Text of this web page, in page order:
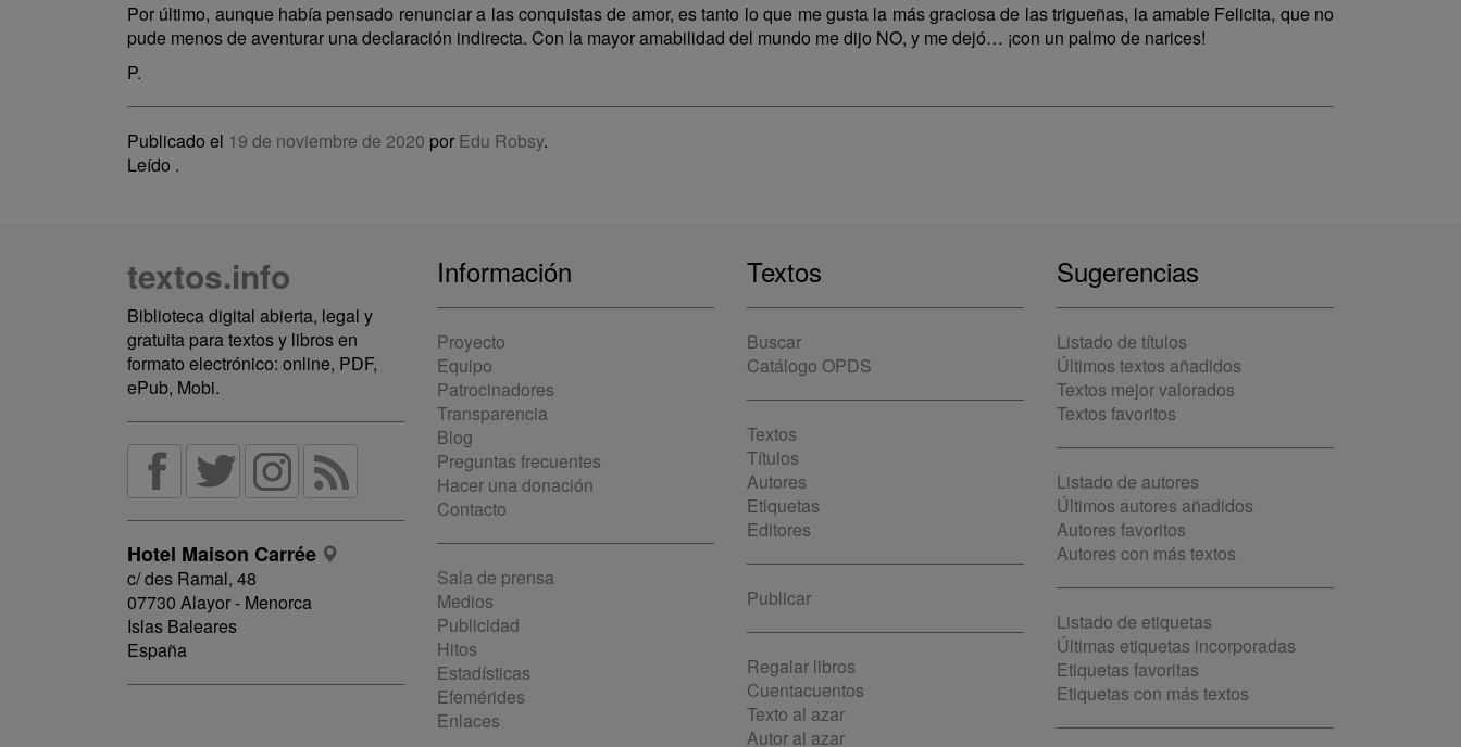
Por último, aunque había pensado renunciar a las conquistas de amor, es tanto lo que me gusta la más graciosa de las trigueñas, la amable Felicita, que no
pude menos de aventurar una declaración indirecta. Con la mayor amabilidad del mundo me dijo NO, y me dejó… ¡con un palmo de narices!
P.
Publicado el 19 de noviembre de 2020 por Edu Robsy.
Leído .
textos.info
Biblioteca digital abierta, legal y
gratuita para textos y libros en
formato electrónico: online, PDF,
ePub, Mobi.
Hotel Maison Carrée
c/ des Ramal, 48
07730 Alayor - Menorca
Islas Baleares
España
Información
Proyecto
Equipo
Patrocinadores
Transparencia
Blog
Preguntas frecuentes
Hacer una donación
Contacto
Sala de prensa
Medios
Publicidad
Hitos
Estadísticas
Efemérides
Enlaces
Textos
Buscar
Catálogo OPDS
Textos
Títulos
Autores
Etiquetas
Editores
Publicar
Regalar libros
Cuentacuentos
Texto al azar
Autor al azar
Sugerencias
Listado de títulos
Últimos textos añadidos
Textos mejor valorados
Textos favoritos
Listado de autores
Últimos autores añadidos
Autores favoritos
Autores con más textos
Listado de etiquetas
Últimas etiquetas incorporadas
Etiquetas favoritas
Etiquetas con más textos